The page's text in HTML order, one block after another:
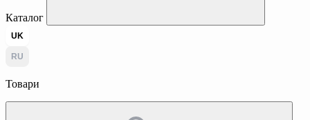
Каталог
UK
RU
Товари